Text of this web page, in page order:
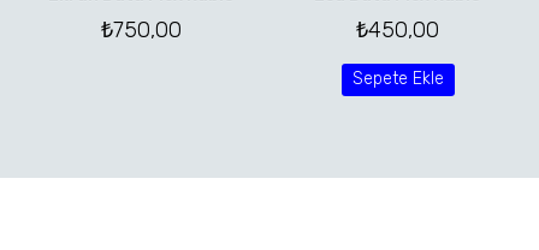
₺750,00 ₺450,00
Sepete Ekle